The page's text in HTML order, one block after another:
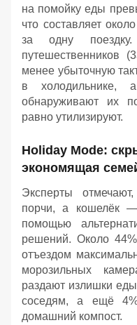
на помойку еды
что составляет
за одну
путешественников
менее убыточную
в холодильнике,
обнаруживают их
равно утилизируют.
Holiday Mode:
экономящая
Эксперты
порчи, а кошелёк
помощью
решений. Около
отъездом
морозильных
раздают излишки
соседям, а ещё
домашний компост.